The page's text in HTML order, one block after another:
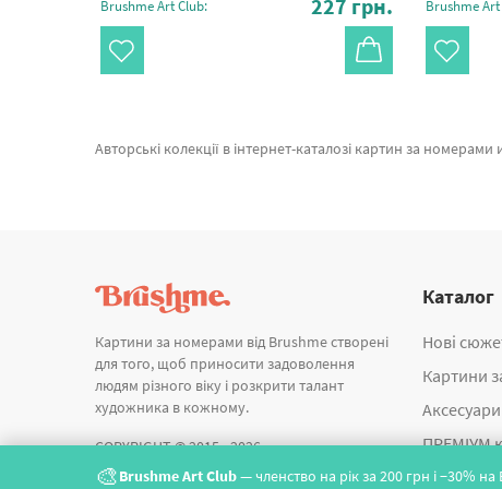
Brushme Art Club: 227 грн. Brushme
🎨Brushme Art Club— членство на рік за 200 грн і −30%
Авторські колекції в інтернет-каталозі картин за номерами и алмазної мозаїки Brushme. В даному місці можна замовити Картина за номерами У ритмі серця © UA Mental Help BS54502 від відомого виробника
Картини за номерами від Brushme створені
для того, щоб приносити задоволення
людям різного віку і розкрити талант
художника в кожному.
COPYRIGHT © 2015 - 2026
Каталог
Нові
Картини
Аксесуари
ПРЕМІУМ
Алмазна